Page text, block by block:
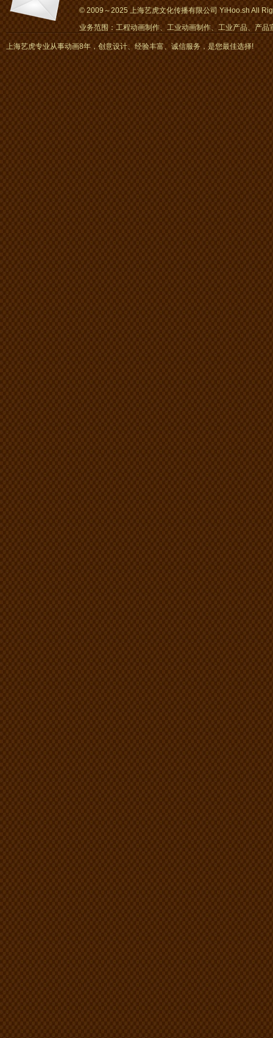
© 2009～2025 上海艺虎文化传播有限公司 YiHoo.sh All
业务范围：工程动画制作、工业动画制作、工业产品、产
画、mg动画
上海艺虎专业从事动画8年，创意设计、经验丰富、诚信服务，是您最佳选择!